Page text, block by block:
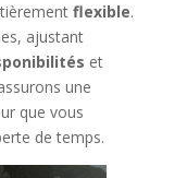
flexible.
ajustant
et
une
que vous
de temps.